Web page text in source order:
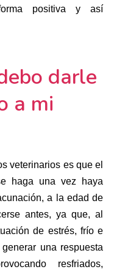
positiva y así
darle
a mi
veterinarios es que el
haga una vez haya
a la edad de
antes, ya que, al
de estrés, frío e
una respuesta
resfriados,